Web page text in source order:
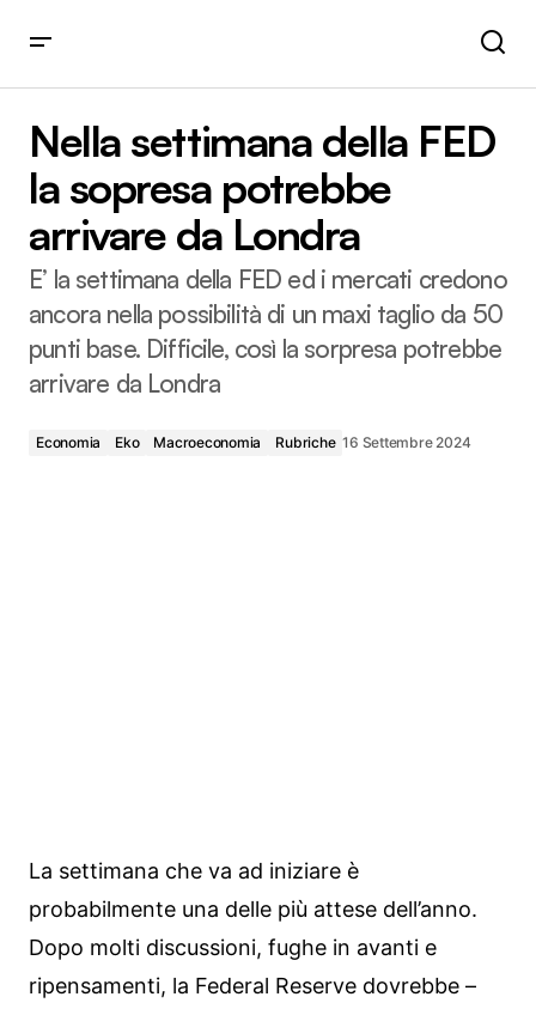
Londra
Nella settimana della FED
la sopresa potrebbe
arrivare da Londra
E’ la settimana della FED ed i mercati credono
ancora nella possibilità di un maxi taglio da 50
punti base. Difficile, così la sorpresa potrebbe
arrivare da Londra
Economia Eko Macroeconomia Rubriche 16 Settembre 2024
La settimana che va ad iniziare è
probabilmente una delle più attese dell’anno.
Dopo molti discussioni, fughe in avanti e
ripensamenti, la Federal Reserve dovrebbe –